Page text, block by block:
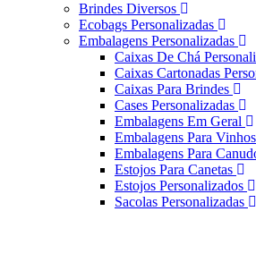
Brindes Diversos
Ecobags Personalizadas
Embalagens Personalizadas
Caixas De Chá
Caixas Cartonadas
Caixas Para Brindes
Cases Personalizadas
Embalagens Em Geral
Embalagens Para Vinhos
Embalagens Para
Estojos Para Canetas
Estojos Personalizados
Sacolas Personalizadas